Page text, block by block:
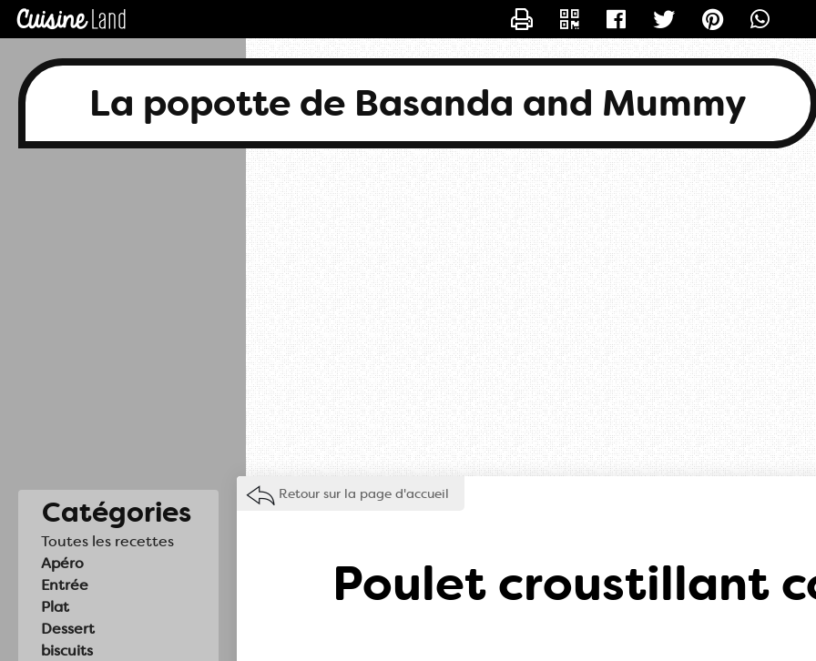
La popotte de Basanda and Mummy
Catégories
Toutes les recettes
Apéro
Entrée
Plat
Dessert
biscuits
Retour sur la page d'accueil
Poulet croustillant
CONTACTER BASANDA